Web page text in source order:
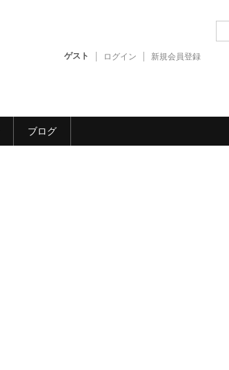
ゲスト ログイン 新規会員登録
ブログ